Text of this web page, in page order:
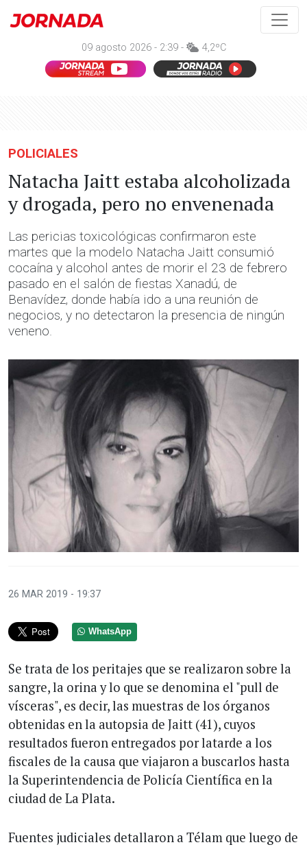
09 agosto 2026 - 2:39 - 4,2ºC
POLICIALES
Natacha Jaitt estaba alcoholizada
y drogada, pero no envenenada
Las pericias toxicológicas confirmaron este
martes que la modelo Natacha Jaitt consumió
cocaína y alcohol antes de morir el 23 de febrero
pasado en el salón de fiestas Xanadú, de
Benavídez, donde había ido a una reunión de
negocios, y no detectaron la presencia de ningún
veneno.
26 MAR 2019 - 19:37
WhatsApp
Se trata de los peritajes que se realizaron sobre la
sangre, la orina y lo que se denomina el "pull de
vísceras", es decir, las muestras de los órganos
obtenidas en la autopsia de Jaitt (41), cuyos
resultados fueron entregados por latarde a los
fiscales de la causa que viajaron a buscarlos hasta
la Superintendencia de Policía Científica en la
ciudad de La Plata.
Fuentes judiciales detallaron a Télam que luego de